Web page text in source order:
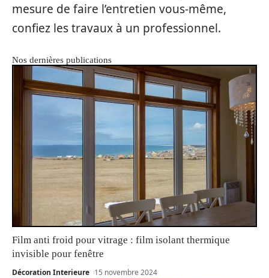
mesure de faire l’entretien vous-même,
confiez les travaux à un professionnel.
Nos dernières publications
Film anti froid pour vitrage : film isolant thermique
invisible pour fenêtre
Décoration Interieure 15 novembre 2024